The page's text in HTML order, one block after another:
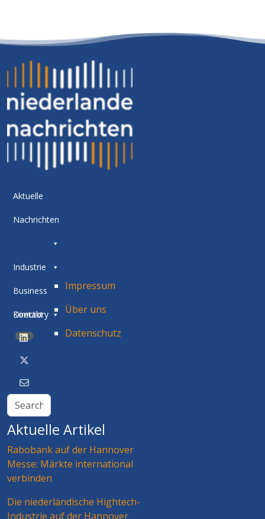
Aktuelle
Nachrichten
Industrie
Business
Directory
BETA
Kontakt
Impressum
Über uns
Datenschutz
Aktuelle Artikel
Rabobank auf der Hannover
Messe: Märkte international
verbinden
Die niederländische Hightech-
Industrie auf der Hannover